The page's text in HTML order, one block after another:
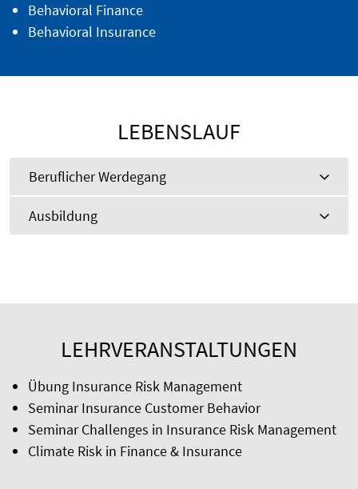
Behavioral Finance
Behavioral Insurance
LEBENSLAUF
Beruflicher Werdegang
Ausbildung
LEHRVERANSTALTUNGEN
Übung Insurance Risk Management
Seminar Insurance Customer Behavior
Seminar Challenges in Insurance Risk Management
Climate Risk in Finance & Insurance